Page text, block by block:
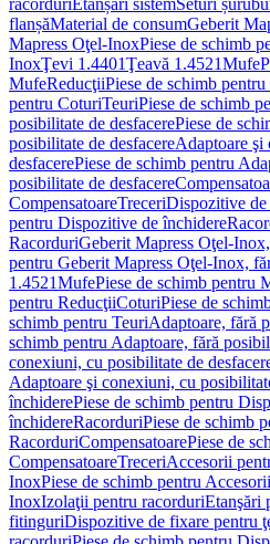
racorduriEtanșări sistemSeturi
flanșăMaterial de consumGeberit
Mapress Oţel-InoxPiese de schimb
InoxŢevi 1.4401Ţeavă 1.4521Mufe
MufeReducţiiPiese de schimb
pentru CoturiTeuriPiese de schimb
posibilitate de desfacerePiese de
posibilitate de desfacereAdaptoare şi
desfacerePiese de schimb pentru
posibilitate de desfacere
CompensatoareTreceriDispozitive
pentru Dispozitive de închidere
RacorduriGeberit Mapress Oţel-
pentru Geberit Mapress Oţel-Inox,
1.4521MufePiese de schimb pentru
pentru ReducţiiCoturiPiese de
schimb pentru TeuriAdaptoare, fără
schimb pentru Adaptoare, fără
conexiuni, cu posibilitate de
Adaptoare şi conexiuni, cu
închiderePiese de schimb pentru
închidereRacorduriPiese de schimb
RacorduriCompensatoarePiese de
CompensatoareTreceriAccesorii
InoxPiese de schimb pentru
InoxIzolaţii pentru racorduriEtanşări
fitinguriDispozitive de fixare pentru